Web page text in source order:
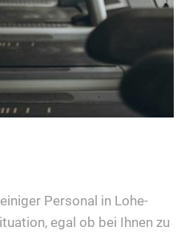
Personal in Lohe-
egal ob bei Ihnen zu